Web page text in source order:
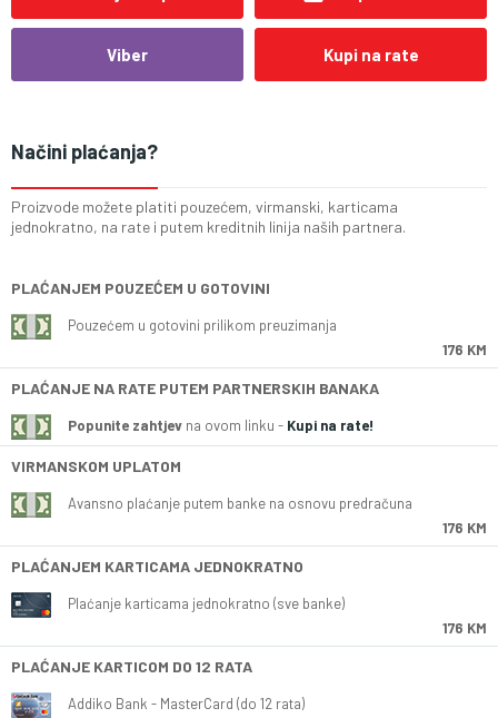
Viber Kupi na rate
Načini plaćanja?
Proizvode možete platiti pouzećem, virmanski, karticama
jednokratno, na rate i putem kreditnih linija naših partnera.
PLAĆANJEM POUZEĆEM U GOTOVINI
Pouzećem u gotovini prilikom preuzimanja
176 KM
PLAĆANJE NA RATE PUTEM PARTNERSKIH BANAKA
Popunite zahtjev na ovom linku - Kupi na rate!
VIRMANSKOM UPLATOM
Avansno plaćanje putem banke na osnovu predračuna
176 KM
PLAĆANJEM KARTICAMA JEDNOKRATNO
Plaćanje karticama jednokratno (sve banke)
176 KM
PLAĆANJE KARTICOM DO 12 RATA
Addiko Bank - MasterCard (do 12 rata)